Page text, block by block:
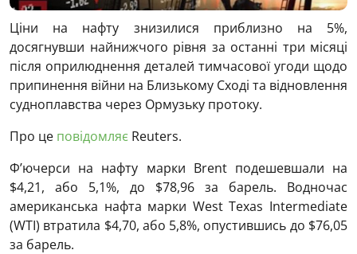
Ціни на нафту знизилися приблизно на 5%,
досягнувши найнижчого рівня за останні три місяці
після оприлюднення деталей тимчасової угоди щодо
припинення війни на Близькому Сході та відновлення
судноплавства через Ормузьку протоку.
Про це повідомляє Reuters.
Ф’ючерси на нафту марки Brent подешевшали на
$4,21, або 5,1%, до $78,96 за барель. Водночас
американська нафта марки West Texas Intermediate
(WTI) втратила $4,70, або 5,8%, опустившись до $76,05
за барель.